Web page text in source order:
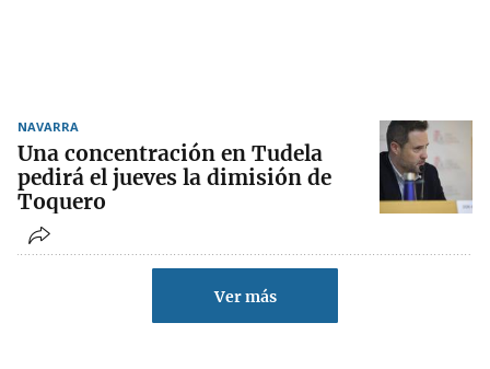
NAVARRA
Una concentración en Tudela
pedirá el jueves la dimisión de
Toquero
Ver más